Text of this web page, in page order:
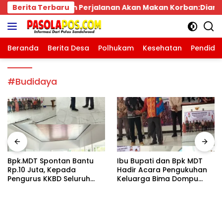
Langsung
ke
konten
Berita Terbaru
Akan Makan Korban:Dians Perhubungan dan
Beranda Berita Desa Polhukam Kesehatan
#Budidaya
Bpk.MDT Spontan Bantu
Rp.10 Juta, Kepada
Pengurus KKBD Seluruh
Ibu Bupati dan Bpk MDT
Hadir Acara Pengukuhan
Keluarga Bima Dompu